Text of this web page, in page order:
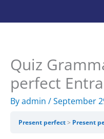
to
Quiz
perfect
Byadmin /September
Present perfect Present